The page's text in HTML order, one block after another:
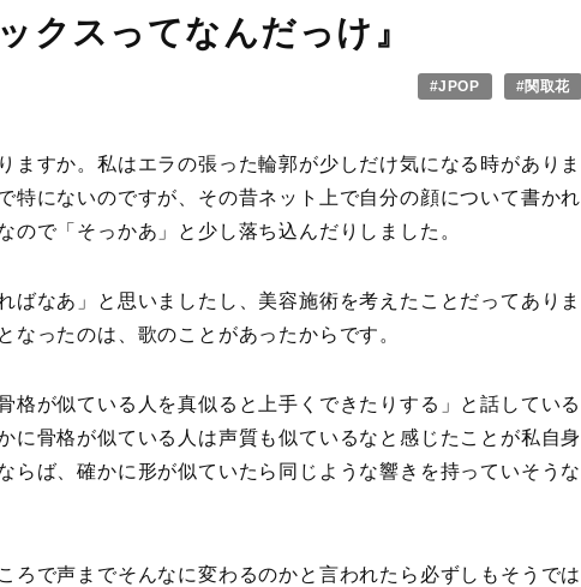
クスってなんだっけ』
#JPOP #関取花
ますか。私はエラの張った輪郭が少しだけ気になる時がありま
特にないのですが、その昔ネット上で自分の顔について書かれ
ので「そっかあ」と少し落ち込んだりしました。
ばなあ」と思いましたし、美容施術を考えたことだってありま
なったのは、歌のことがあったからです。
格が似ている人を真似ると上手くできたりする」と話している
に骨格が似ている人は声質も似ているなと感じたことが私自身
らば、確かに形が似ていたら同じような響きを持っていそうな
ろで声までそんなに変わるのかと言われたら必ずしもそうでは